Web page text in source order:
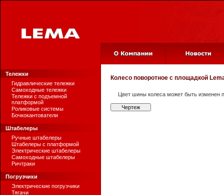
Тележки
Гидравлические тележки
Самоходные тележки
Тележки с подъемной
платформой
Роликовые системы
Бочкокантователи
Штабелеры
Ручные штабелеры
Штабелеры с платформой
Электрические штабелеры
Самоходные штабелеры
Ричтраки
Погрузчики
Электрические погрузчики
Тягачи
Колесо поворотное с площадкой
Цвет шины колеса может быть изменен
Чертеж